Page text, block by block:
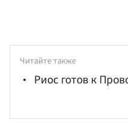
Читайте также
Риос готов к